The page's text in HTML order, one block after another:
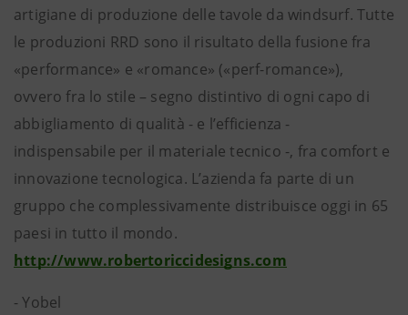
artigiane di produzione delle tavole da windsurf. Tutte
le produzioni RRD sono il risultato della fusione fra
«performance» e «romance» («perf-romance»),
ovvero fra lo stile – segno distintivo di ogni capo di
abbigliamento di qualità - e l’efficienza -
indispensabile per il materiale tecnico -, fra comfort e
innovazione tecnologica. L’azienda fa parte di un
gruppo che complessivamente distribuisce oggi in 65
paesi in tutto il mondo.
http://www.robertoriccidesigns.com
- Yobel